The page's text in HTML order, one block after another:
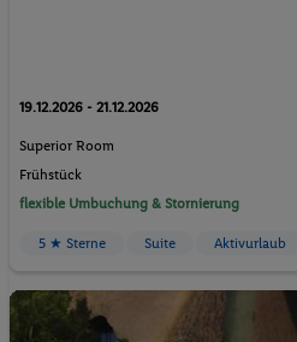
19.12.2026 - 21.12.2026
Superior Room
Frühstück
flexible Umbuchung & Stornierung
5 ★ Sterne Suite Aktivurlaub